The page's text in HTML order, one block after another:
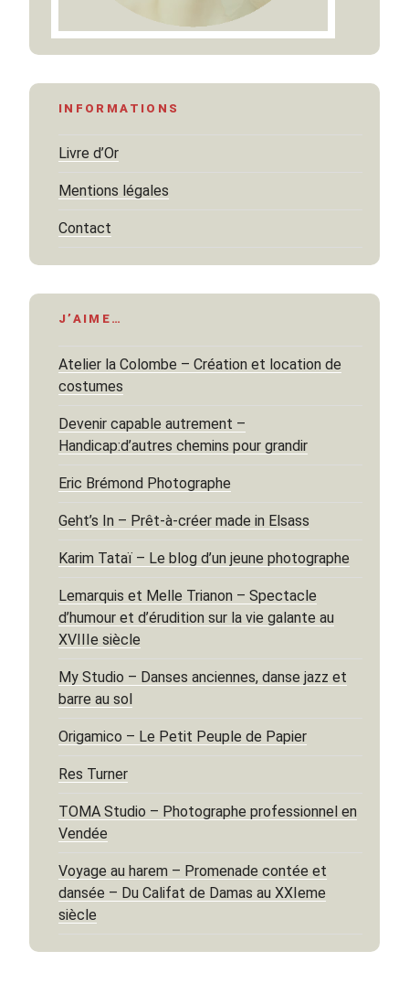
INFORMATIONS
Livre d’Or
Mentions légales
Contact
J’AIME…
Atelier la Colombe – Création et location de
costumes
Devenir capable autrement –
Handicap:d’autres chemins pour grandir
Eric Brémond Photographe
Geht’s In – Prêt-à-créer made in Elsass
Karim Tataï – Le blog d’un jeune photographe
Lemarquis et Melle Trianon – Spectacle
d’humour et d’érudition sur la vie galante au
XVIIIe siècle
My Studio – Danses anciennes, danse jazz et
barre au sol
Origamico – Le Petit Peuple de Papier
Res Turner
TOMA Studio – Photographe professionnel en
Vendée
Voyage au harem – Promenade contée et
dansée – Du Califat de Damas au XXIeme
siècle